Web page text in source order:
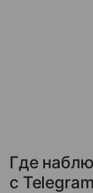
Где
с Telegram